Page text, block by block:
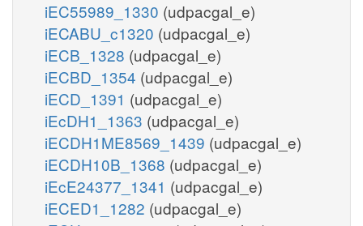
iEC55989_1330 (udpacgal_e)
iECABU_c1320 (udpacgal_e)
iECB_1328 (udpacgal_e)
iECBD_1354 (udpacgal_e)
iECD_1391 (udpacgal_e)
iEcDH1_1363 (udpacgal_e)
iECDH1ME8569_1439 (udpacgal_e)
iECDH10B_1368 (udpacgal_e)
iEcE24377_1341 (udpacgal_e)
iECED1_1282 (udpacgal_e)